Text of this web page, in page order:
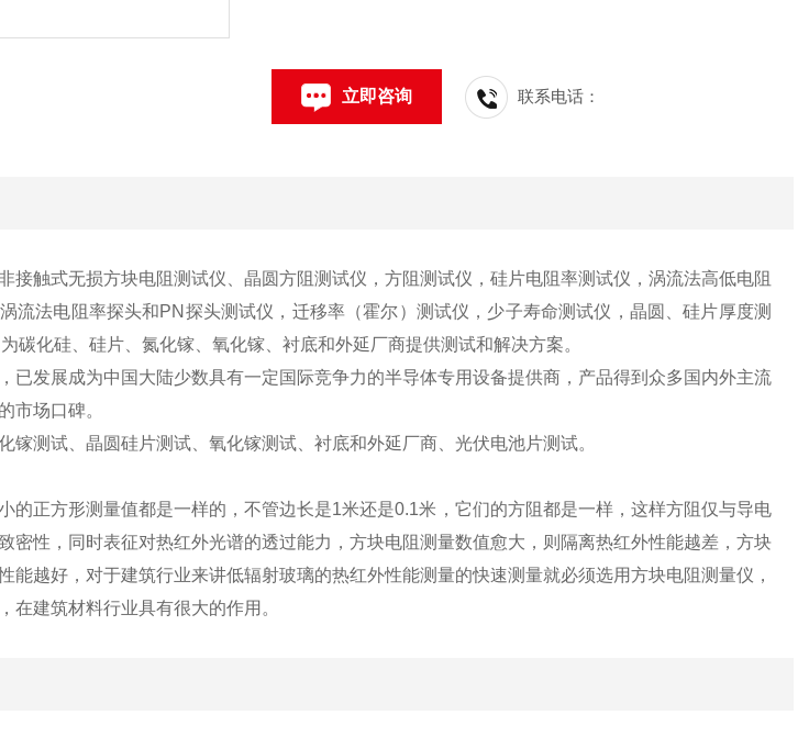
立即咨询 联系电话：
非接触式无损方块电阻测试仪、晶圆方阻测试仪，方阻测试仪，硅片电阻率测试仪，涡流法高低电阻
流法电阻率探头和PN探头测试仪，迁移率（霍尔）测试仪，少子寿命测试仪，晶圆、硅片厚度测
碳化硅、硅片、氮化镓、氧化镓、衬底和外延厂商提供测试和解决方案。
已发展成为中国大陆少数具有一定国际竞争力的半导体专用设备提供商，产品得到众多国内外主流
市场口碑。
镓测试、晶圆硅片测试、氧化镓测试、衬底和外延厂商、光伏电池片测试。
的正方形测量值都是一样的，不管边长是1米还是0.1米，它们的方阻都是一样，这样方阻仅与导电
密性，同时表征对热红外光谱的透过能力，方块电阻测量数值愈大，则隔离热红外性能越差，方块
能越好，对于建筑行业来讲低辐射玻璃的热红外性能测量的快速测量就必须选用方块电阻测量仪，
在建筑材料行业具有很大的作用。